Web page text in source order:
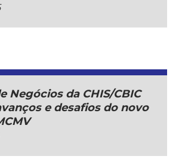
Negócios da CHIS/CBIC
e desafios do novo